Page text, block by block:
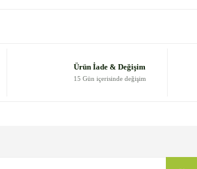
Ürün İade & Değişim
15 Gün içerisinde değişim